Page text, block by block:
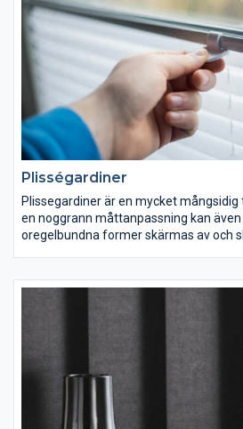
mekanism eller genom en inbyggd
fjärrkontroll. Mått tillverkade
montering finns givetvis också med i
Plisségardiner
Plissegardiner är en mycket mångsidig
en noggrann måttanpassning kan
oregelbundna former skärmas av och
halvrunda. Du kan välja att styra din
en av lister som är försedd med ett
Vidare går det även bra att utrusta sina
inbyggda EL-motorer och styra dessa
fjärrkontroll eller varför inte koppla
system som du kanske redan hunnit